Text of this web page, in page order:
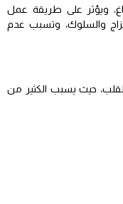
ويؤثر على طريقة عمل
والسلوك، وتسبب عدم
حيث يسبب الكثير من